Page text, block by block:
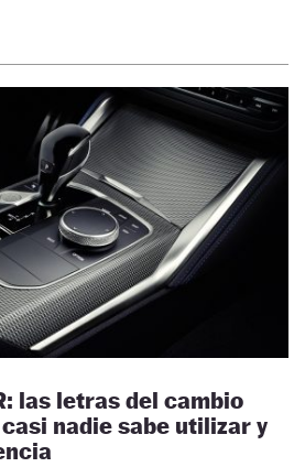
las letras del cambio
nadie sabe utilizar y